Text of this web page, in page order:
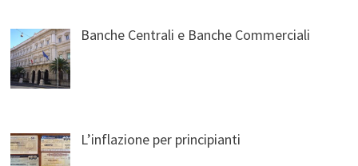
Banche Centrali e Banche Commerciali
L’inflazione per principianti